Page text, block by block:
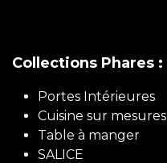
Collections Phares :
Portes Intérieures
Cuisine sur mesures
Table à manger
SALICE